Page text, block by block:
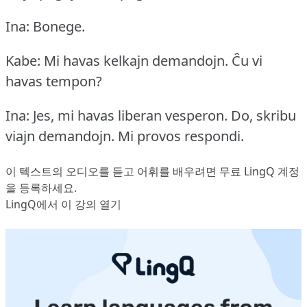
Ina: Bonege.
Kabe: Mi havas kelkajn demandojn. Ĉu vi
havas tempon?
Ina: Jes, mi havas liberan vesperon. Do, skribu
viajn demandojn. Mi provos respondi.
이 텍스트의 오디오를 듣고 어휘를 배우려면 무료 LingQ 계정
을 등록하세요.
LingQ에서 이 강의 열기